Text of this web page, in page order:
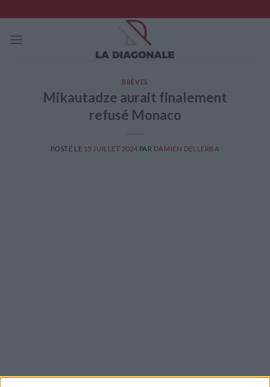
to
content
BRÈVES
Mikautadze aurait finalement
refusé Monaco
POSTÉ LE 15 JUILLET 2024 PAR DAMIEN DELLERBA